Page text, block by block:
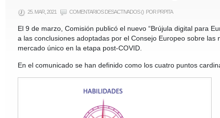
25. MAR, 2021 COMENTARIOS DESACTIVADOSEN
LA
DÉCADA
DIGITAL
EUROPEA
() POR PRPITA
El 9 de marzo, Comisión publicó el nuevo “Brújula digital para
a las conclusiones adoptadas por el Consejo Europeo sobre las
mercado único en la etapa post-COVID.
En el comunicado se han definido como los cuatro puntos